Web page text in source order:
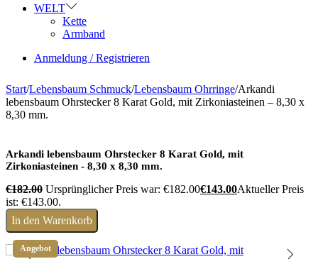
WELT
Kette
Armband
Anmeldung / Registrieren
Start/Lebensbaum Schmuck/Lebensbaum Ohrringe/Arkandi
lebensbaum Ohrstecker 8 Karat Gold, mit Zirkoniasteinen – 8,30 x
8,30 mm.
Arkandi lebensbaum Ohrstecker 8 Karat Gold, mit
Zirkoniasteinen - 8,30 x 8,30 mm.
€182.00 Ursprünglicher Preis war: €182.00€143.00Aktueller Preis
ist: €143.00.
In den Warenkorb
Angebot